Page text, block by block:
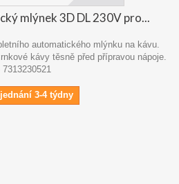
mlýnek 3D DL 230V pro...
automatického mlýnku na kávu.
kávy těsně před přípravou nápoje.
7313230521
3-4 týdny